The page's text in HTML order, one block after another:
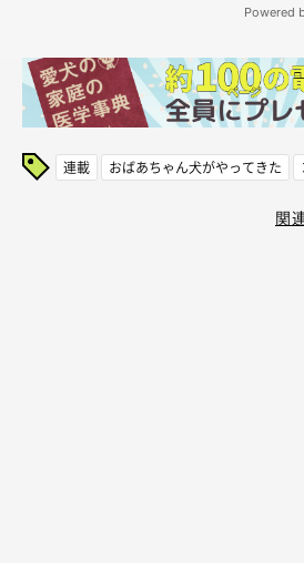
連載 おばあちゃん犬がやってきた
関